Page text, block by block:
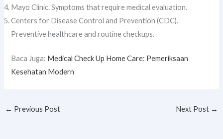
Mayo Clinic. Symptoms that require medical evaluation.
Centers for Disease Control and Prevention (CDC).
Preventive healthcare and routine checkups.
Baca Juga: Medical Check Up Home Care: Pemeriksaan
Kesehatan Modern
← Previous Post Next Post →